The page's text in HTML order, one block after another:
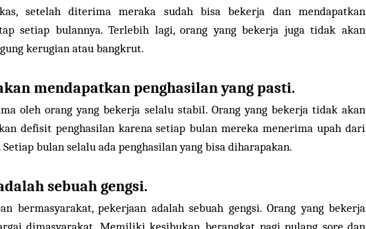
setelah diterima meraka sudah bisa bekerja dan mendapatkan
setiap bulannya. Terlebih lagi, orang yang bekerja juga tidak akan
kerugian atau bangkrut.
mendapatkan penghasilan yang pasti.
oleh orang yang bekerja selalu stabil. Orang yang bekerja tidak akan
defisit penghasilan karena setiap bulan mereka menerima upah dari
bulan selalu ada penghasilan yang bisa diharapakan.
sebuah gengsi.
bermasyarakat, pekerjaan adalah sebuah gengsi. Orang yang bekerja